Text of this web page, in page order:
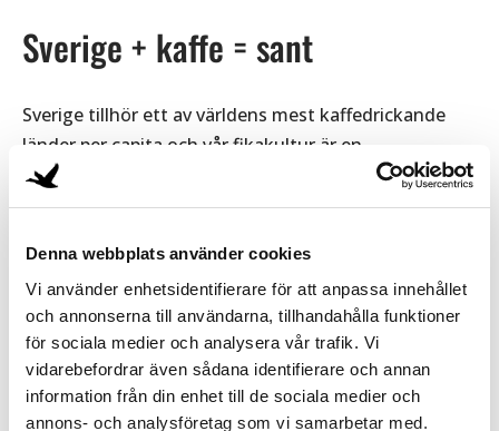
Denna webbplats använder cookies
Vi använder enhetsidentifierare för att anpassa innehållet
och annonserna till användarna, tillhandahålla funktioner
för sociala medier och analysera vår trafik. Vi
vidarebefordrar även sådana identifierare och annan
information från din enhet till de sociala medier och
annons- och analysföretag som vi samarbetar med.
Sverige + kaffe = sant
Sverige tillhör ett av världens mest kaffedrickande
länder per capita och vår fikakultur är en
internationellt uppmärksammad del av arbetslivet.
Kaffe (oftast brygg) är djupt förankrat i vardagen, och
Vilket land i världen dricker mest kaffe?
Här hittar du svaret